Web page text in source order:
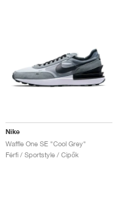
Nike
Waffle One SE "Cool Grey"
Férfi / Sportstyle / Cipők